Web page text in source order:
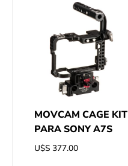
MOVCAM CAGE KIT
PARA SONY A7S
U$S 377.00